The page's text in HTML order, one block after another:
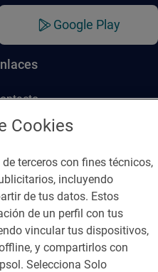
Google Play
de prensa
cookies Nota legal
Cookies
terceros con fines técnicos,
incluyendo
de tus datos. Estos
de un perfil con tus
vincular tus dispositivos,
y compartirlos con
Selecciona Solo